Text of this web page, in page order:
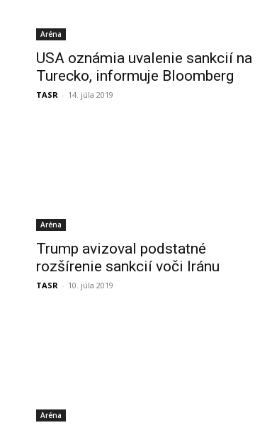
Aréna
USA oznámia uvalenie sankcií na
Turecko, informuje Bloomberg
TASR - 14. júla 2019
Aréna
Trump avizoval podstatné
rozšírenie sankcií voči Iránu
TASR - 10. júla 2019
Aréna